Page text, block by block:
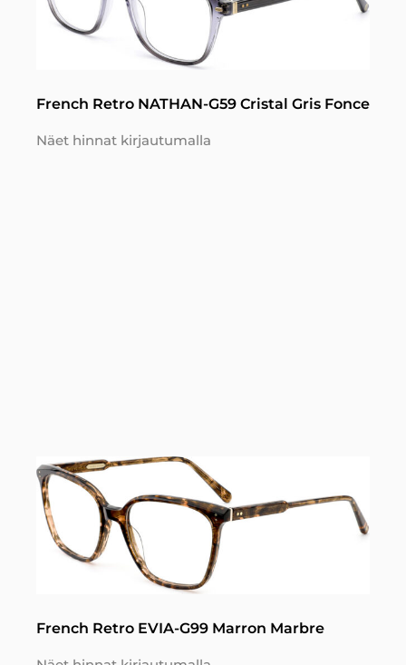
French Retro NATHAN-G59 Cristal Gris Fonce
Näet hinnat kirjautumalla
French Retro EVIA-G99 Marron Marbre